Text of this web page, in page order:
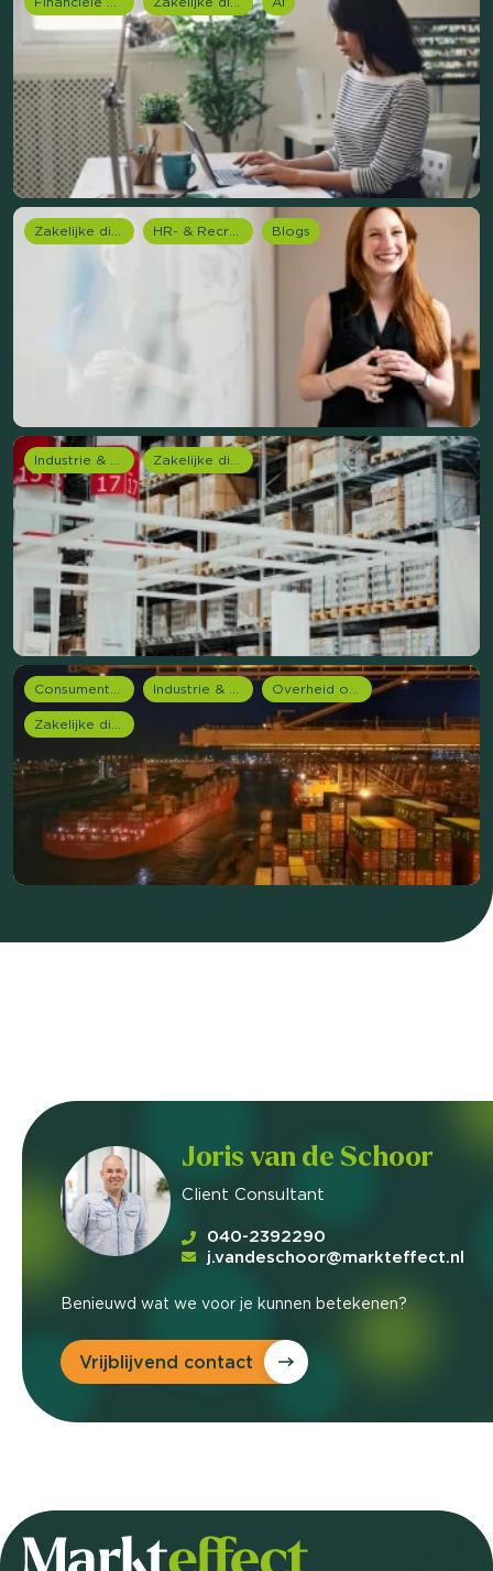
Blogs
Joris van de Schoor
Client Consultant
040-2392290
j.vandeschoor@markteffect.nl
Benieuwd wat we voor je kunnen betekenen?
Vrijblijvend contact